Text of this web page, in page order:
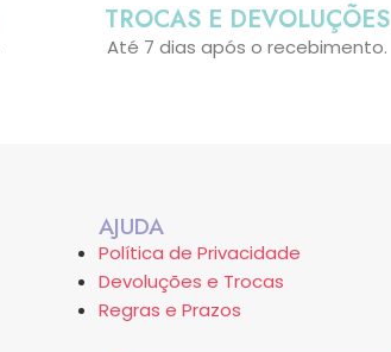
TROCAS E DEVOLUÇÕES
Até 7 dias após o recebimento.
AJUDA
Política de Privacidade
Devoluções e Trocas
Regras e Prazos